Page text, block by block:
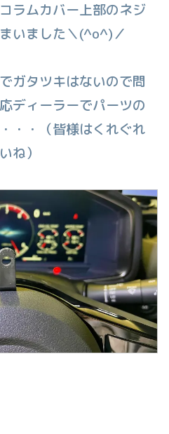
ラムカバー上部のネジ
いました＼(^o^)／
ガタツキはないので問
ディーラーでパーツの
・・（皆様はくれぐれ
ね）